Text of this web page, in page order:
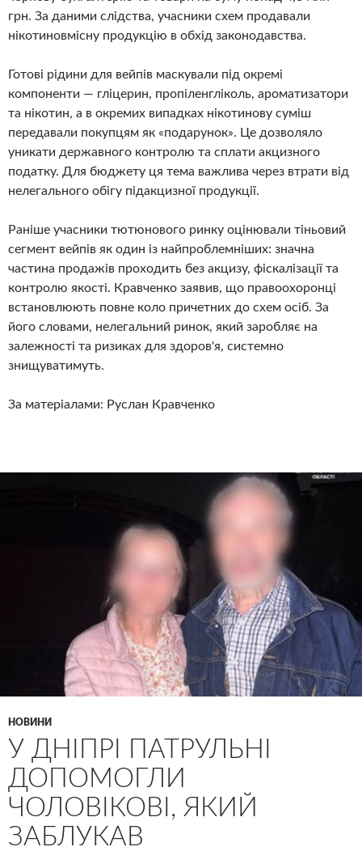
грн. За даними слідства, учасники схем продавали
нікотиновмісну продукцію в обхід законодавства.
Готові рідини для вейпів маскували під окремі
компоненти — гліцерин, пропіленгліколь, ароматизатори
та нікотин, а в окремих випадках нікотинову суміш
передавали покупцям як «подарунок». Це дозволяло
уникати державного контролю та сплати акцизного
податку. Для бюджету ця тема важлива через втрати від
нелегального обігу підакцизної продукції.
Раніше учасники тютюнового ринку оцінювали тіньовий
сегмент вейпів як один із найпроблемніших: значна
частина продажів проходить без акцизу, фіскалізації та
контролю якості. Кравченко заявив, що правоохоронці
встановлюють повне коло причетних до схем осіб. За
його словами, нелегальний ринок, який заробляє на
залежності та ризиках для здоров'я, системно
знищуватимуть.
За матеріалами: Руслан Кравченко
НОВИНИ
У ДНІПРІ ПАТРУЛЬНІ
ДОПОМОГЛИ
ЧОЛОВІКОВІ, ЯКИЙ
ЗАБЛУКАВ